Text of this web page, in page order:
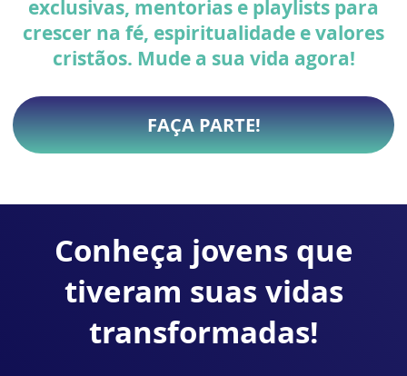
exclusivas, mentorias e playlists para
crescer na fé, espiritualidade e valores
cristãos. Mude a sua vida agora!
FAÇA PARTE!
Conheça jovens que
tiveram suas vidas
transformadas!